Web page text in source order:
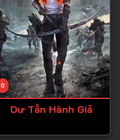
0
Dư Tẫn Hành Giả